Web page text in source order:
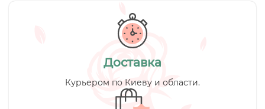
Доставка
Курьером по Киеву и области.